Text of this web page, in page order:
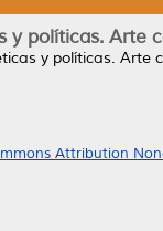
y políticas. Arte
y políticas. Arte
Attribution